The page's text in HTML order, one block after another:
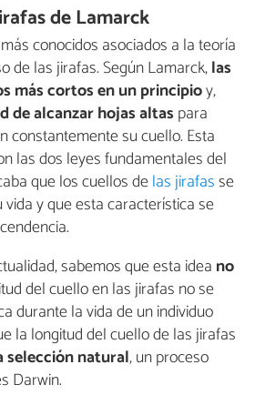
de Lamarck
conocidos asociados a la teoría
de las jirafas. Según Lamarck,las
más cortos en un principioy,
de alcanzar hojas altas para
constantemente su cuello. Esta
las dos leyes fundamentales del
que los cuellos delas jirafasse
y que esta característica se
sabemos que esta idea no
del cuello en las jirafas no se
durante la vida de un individuo
la longitud del cuello de las jirafas
selección natural, un proceso
Darwin.